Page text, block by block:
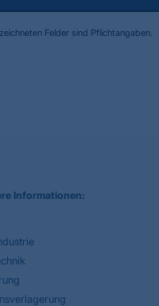
Felder sind Pflichtangaben.
Informationen: